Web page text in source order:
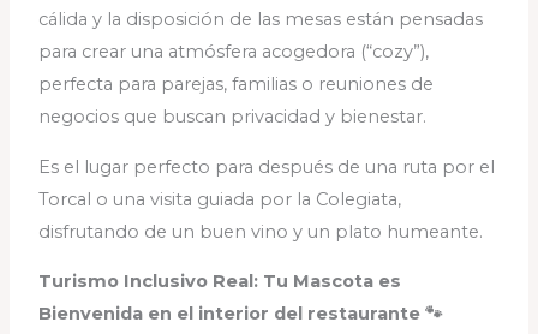
cálida y la disposición de las mesas están pensadas
para crear una atmósfera acogedora (“cozy”),
perfecta para parejas, familias o reuniones de
negocios que buscan privacidad y bienestar.
Es el lugar perfecto para después de una ruta por el
Torcal o una visita guiada por la Colegiata,
disfrutando de un buen vino y un plato humeante.
Turismo Inclusivo Real: Tu Mascota es
Bienvenida en el interior del restaurante 🐾